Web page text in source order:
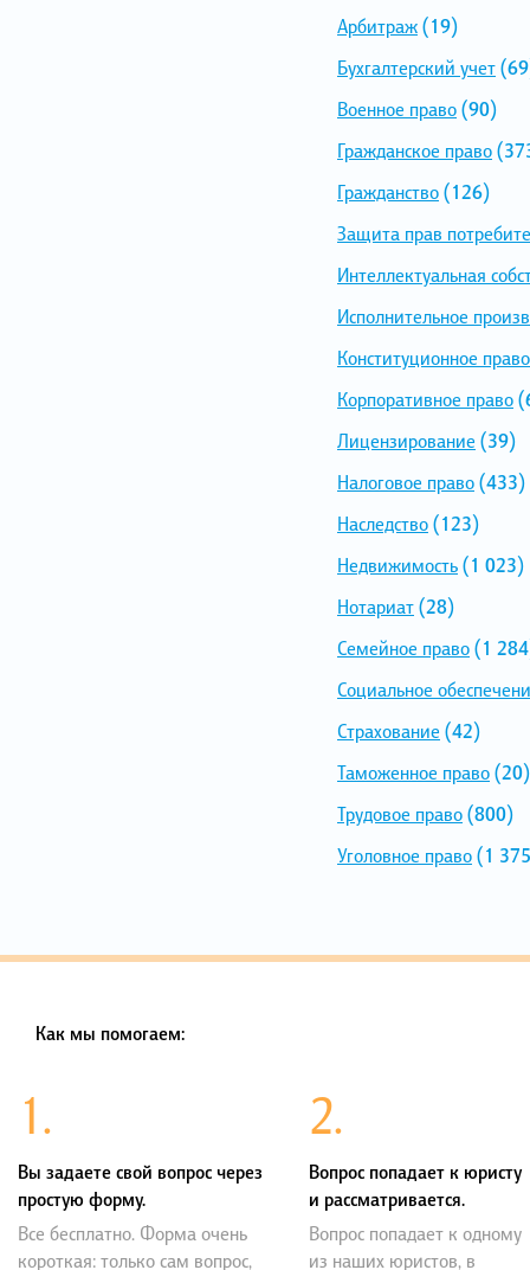
Арбитраж(19)
Бухгалтерский учет
Военное право(90)
Гражданское право
Гражданство(126)
Защита прав
Интеллектуальная
Исполнительное
Конституционное право
Корпоративное право
Лицензирование (39)
Налоговое право(433)
Наследство(123)
Недвижимость(1 023)
Нотариат(28)
Семейное право(1
Социальное
Страхование (42)
Таможенное право(20)
Трудовое право(800)
Уголовное право(1
Как мы помогаем:
1.
Вы задаете свой вопрос через
простую форму.
Все бесплатно. Форма очень
короткая: только сам вопрос,
2.
Вопрос попадает к юристу
и рассматривается.
Вопрос попадает к одному
из наших юристов, в